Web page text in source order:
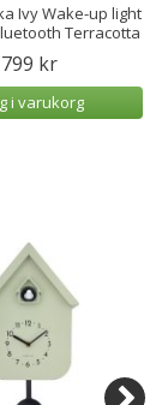
Ivy Wake-up light
Terracotta
799 kr
i varukorg